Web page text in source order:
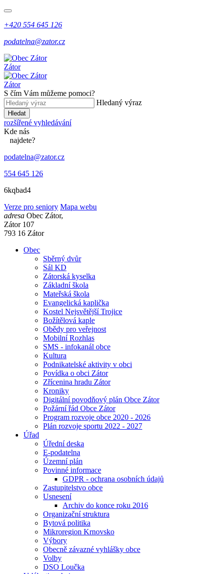
+420 554 645 126
podatelna@zator.cz
Zátor
Zátor
S čím Vám můžeme pomoci?
Hledaný výraz
Hledat
rozšířené vyhledávání
Kde nás
najdete?
podatelna@zator.cz
554 645 126
6kqbad4
Verze pro seniory Mapa webu
adresa Obec Zátor,
Zátor 107
793 16 Zátor
Obec
Sběrný dvůr
Sál KD
Zátorská kyselka
Základní škola
Mateřská škola
Evangelická kaplička
Kostel Nejsvětější Trojice
Božítělová kaple
Obědy pro veřejnost
Mobilní Rozhlas
SMS - infokanál obce
Kultura
Podnikatelské aktivity v obci
Povídka o obci Zátor
Zřícenina hradu Zátor
Kroniky
Digitální povodňový plán Obce Zátor
Požární řád Obce Zátor
Program rozvoje obce 2020 - 2026
Plán rozvoje sportu 2022 - 2027
Úřad
Úřední deska
E-podatelna
Územní plán
Povinné informace
GDPR - ochrana osobních údajů
Zastupitelstvo obce
Usnesení
Archiv do konce roku 2016
Organizační struktura
Bytová politika
Mikroregion Krnovsko
Výbory
Obecně závazné vyhlášky obce
Volby
DSO Loučka